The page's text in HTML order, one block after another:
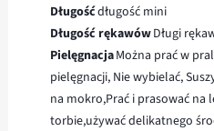
Długośćdługość mini
Długość rękawówDługi
PielęgnacjaMożna prać w
pielęgnacji, Nie wybielać,
na mokro,Prać i prasować na
torbie,używać delikatnego